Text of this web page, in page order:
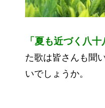
「夏も近づく八十
た歌は皆さんも聞
いでしょうか。